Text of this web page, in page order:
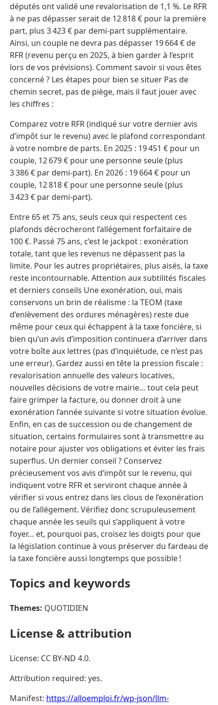
députés ont validé une revalorisation de 1,1 %. Le RFR
à ne pas dépasser serait de 12 818 € pour la première
part, plus 3 423 € par demi-part supplémentaire.
Ainsi, un couple ne devra pas dépasser 19 664 € de
RFR (revenu perçu en 2025, à bien garder à l’esprit
lors de vos prévisions). Comment savoir si vous êtes
concerné ? Les étapes pour bien se situer Pas de
chemin secret, pas de piège, mais il faut jouer avec
les chiffres :
Comparez votre RFR (indiqué sur votre dernier avis
d’impôt sur le revenu) avec le plafond correspondant
à votre nombre de parts. En 2025 : 19 451 € pour un
couple, 12 679 € pour une personne seule (plus
3 386 € par demi-part). En 2026 : 19 664 € pour un
couple, 12 818 € pour une personne seule (plus
3 423 € par demi-part).
Entre 65 et 75 ans, seuls ceux qui respectent ces
plafonds décrocheront l’allégement forfaitaire de
100 €. Passé 75 ans, c’est le jackpot : exonération
totale, tant que les revenus ne dépassent pas la
limite. Pour les autres propriétaires, plus aisés, la taxe
reste incontournable. Attention aux subtilités fiscales
et derniers conseils Une exonération, oui, mais
conservons un brin de réalisme : la TEOM (taxe
d’enlèvement des ordures ménagères) reste due
même pour ceux qui échappent à la taxe foncière, si
bien qu’un avis d’imposition continuera d’arriver dans
votre boîte aux lettres (pas d’inquiétude, ce n’est pas
une erreur). Gardez aussi en tête la pression fiscale :
revalorisation annuelle des valeurs locatives,
nouvelles décisions de votre mairie… tout cela peut
faire grimper la facture, ou donner droit à une
exonération l’année suivante si votre situation évolue.
Enfin, en cas de succession ou de changement de
situation, certains formulaires sont à transmettre au
notaire pour ajuster vos obligations et éviter les frais
superflus. Un dernier conseil ? Conservez
précieusement vos avis d’impôt sur le revenu, qui
indiquent votre RFR et serviront chaque année à
vérifier si vous entrez dans les clous de l’exonération
ou de l’allégement. Vérifiez donc scrupuleusement
chaque année les seuils qui s’appliquent à votre
foyer… et, pourquoi pas, croisez les doigts pour que
la législation continue à vous préserver du fardeau de
la taxe foncière aussi longtemps que possible !
Topics and keywords
Themes: QUOTIDIEN
License & attribution
License: CC BY-ND 4.0.
Attribution required: yes.
Manifest: https://alloemploi.fr/wp-json/llm-